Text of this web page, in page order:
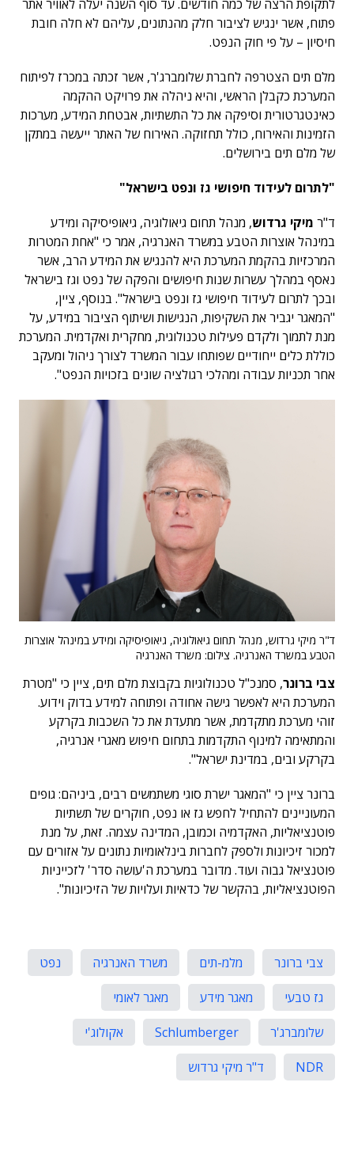
לתקופת הרצה של כמה חודשים. עד סוף השנה יעלה לאוויר אתר
פתוח, אשר ינגיש לציבור חלק מהנתונים, עליהם לא חלה חובת
חיסיון – על פי חוק הנפט.
מלם תים הצטרפה לחברת שלומברג'ר, אשר זכתה במכרז לפיתוח
המערכת כקבלן הראשי, והיא ניהלה את פרויקט ההקמה
כאינטגרטורית וסיפקה את כל התשתיות, אבטחת המידע, מערכות
הזמינות והאירוח, כולל תחזוקה. האירוח של האתר ייעשה במתקן
של מלם תים בירושלים.
"לתרום לעידוד חיפושי גז ונפט בישראל"
ד"ר מיקי גרדוש, מנהל תחום גיאולוגיה, גיאופיסיקה ומידע
במינהל אוצרות הטבע במשרד האנרגיה, אמר כי "אחת המטרות
המרכזיות בהקמת המערכת היא להנגיש את המידע הרב, אשר
נאסף במהלך עשרות שנות חיפושים והפקה של נפט וגז בישראל
ובכך לתרום לעידוד חיפושי גז ונפט בישראל". בנוסף, ציין,
"המאגר יגביר את השקיפות, הנגישות ושיתוף הציבור במידע, על
מנת לתמוך ולקדם פעילות טכנולוגית, מחקרית ואקדמית. המערכת
כוללת כלים ייחודיים שפותחו עבור המשרד לצורך ניהול ומעקב
אחר תכניות עבודה ומהלכי רגולציה שונים בזכויות הנפט".
ד"ר מיקי גרדוש, מנהל תחום גיאולוגיה, גיאופיסיקה ומידע במינהל אוצרות
הטבע במשרד האנרגיה. צילום: משרד האנרגיה
צבי ברונר, סמנכ"ל טכנולוגיות בקבוצת מלם תים, ציין כי "מטרת
המערכת היא לאפשר גישה אחודה ופתוחה למידע בדוק וידוע.
זוהי מערכת מתקדמת, אשר מתעדת את כל השכבות בקרקע
והמתאימה למינוף התקדמות בתחום חיפוש מאגרי אנרגיה,
בקרקע ובים, במדינת ישראל".
ברונר ציין כי "המאגר ישרת סוגי משתמשים רבים, ביניהם: גופים
המעוניינים להתחיל לחפש גז או נפט, חוקרים של תשתיות
פוטנציאליות, האקדמיה וכמובן, המדינה עצמה. זאת, על מנת
למכור זיכיונות ולספק לחברות בינלאומיות נתונים על אזורים עם
פוטנציאל גבוה ועוד. מדובר במערכת ה'עושה סדר' לזכייניות
הפוטנציאליות, בהקשר של כדאיות ועלויות של הזיכיונות".
צבי ברונר מלמ-תים משרד האנרגיה
נפט
גז טבעי
מאגר מידע
מאגר לאומי
שלומברג'ר
Schlumberger
אקולוג'י
NDR
ד"ר מיקי גרדוש